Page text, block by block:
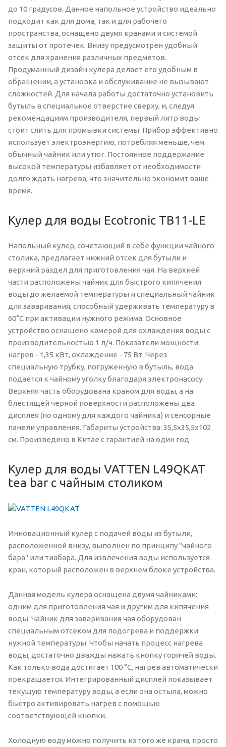
до 10 градусов. Данное напольное устройство идеально
подходит как для дома, так и для рабочего
пространства, оснащено двумя кранами и системой
защиты от протечек. Внизу предусмотрен удобный
отсек для хранения различных предметов.
Продуманный дизайн кулера делает его удобным в
обращении, а установка и обслуживание не вызывают
сложностей. Для начала работы достаточно установить
бутыль в специальное отверстие сверху, и, следуя
рекомендациям производителя, первый литр воды
стоит слить для промывки системы. Прибор эффективно
использует электроэнергию, потребляя меньше, чем
обычный чайник или утюг. Постоянное поддержание
высокой температуры избавляет от необходимости
долго ждать нагрева, что значительно экономит ваше
время.
Кулер для воды Ecotronic TB11-LE
Напольный кулер, сочетающий в себе функции чайного
столика, предлагает нижний отсек для бутыли и
верхний раздел для приготовления чая. На верхней
части расположены чайник для быстрого кипячения
воды до желаемой температуры и специальный чайник
для заваривания, способный удерживать температуру в
60°C при активации нужного режима. Основное
устройство оснащено камерой для охлаждения воды с
производительностью 1 л/ч. Показатели мощности:
нагрев - 1,35 кВт, охлаждение - 75 Вт. Через
специальную трубку, погруженную в бутыль, вода
подается к чайному уголку благодаря электронасосу.
Верхняя часть оборудована краном для воды, а на
блестящей черной поверхности расположены два
дисплея (по одному для каждого чайника) и сенсорные
панели управления. Габариты устройства: 35,5x35,5x102
см. Произведено в Китае с гарантией на один год.
Кулер для воды VATTEN L49QKAT
tea bar с чайным столиком
Инновационный кулер с подачей воды из бутыли,
расположенной внизу, выполнен по принципу "чайного
бара" или тиабара. Для извлечения воды используется
кран, который расположен в верхнем блоке устройства.
Данная модель кулера оснащена двумя чайниками:
одним для приготовления чая и другим для кипячения
воды. Чайник для заваривания чая оборудован
специальным отсеком для подогрева и поддержки
нужной температуры. Чтобы начать процесс нагрева
воды, достаточно дважды нажать кнопку горячей воды.
Как только вода достигает 100 °C, нагрев автоматически
прекращается. Интегрированный дисплей показывает
текущую температуру воды, а если она остыла, можно
быстро активировать нагрев с помощью
соответствующей кнопки.
Холодную воду можно получить из того же крана, просто